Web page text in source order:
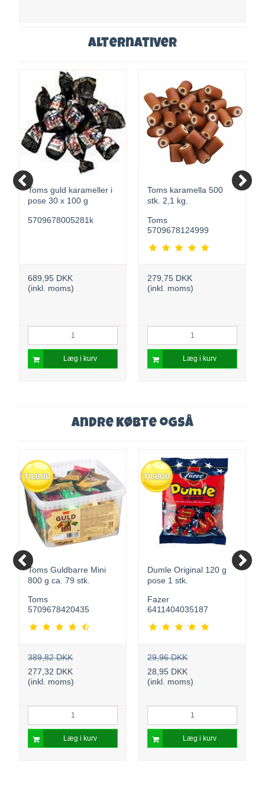
Alternativer
Toms guld karameller i
pose 30 x 100 g
5709678005281k
689,95 DKK
(inkl. moms)
Læg i kurv
Toms karamella 500
stk. 2,1 kg.
Toms
5709678124999
279,75 DKK
(inkl. moms)
Læg i kurv
Andre købte også
Toms Guldbarre Mini
800 g ca. 79 stk.
Toms
5709678420435
389,82 DKK
277,32 DKK
(inkl. moms)
Læg i kurv
Dumle Original 120 g
pose 1 stk.
Fazer
6411404035187
29,96 DKK
28,95 DKK
(inkl. moms)
Læg i kurv